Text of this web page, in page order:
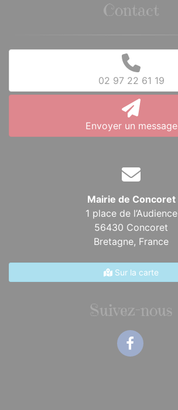
Contact
02 97 22 61 19
Envoyer un message
Mairie de Concoret
1 place de l’Audience
56430 Concoret
Bretagne, France
Sur la carte
Suivez-nous